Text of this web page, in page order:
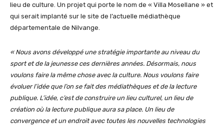
lieu de culture. Un projet qui porte le nom de « Villa Mosellane » et
qui serait implanté sur le site de l’actuelle médiathèque
départementale de Nilvange.
« Nous avons développé une stratégie importante au niveau du
sport et de la jeunesse ces dernières années. Désormais, nous
voulons faire la même chose avec la culture. Nous voulons faire
évoluer l’idée que l’on se fait des médiathèques et de la lecture
publique. L’idée, c’est de construire un lieu culturel, un lieu de
création où la lecture publique aura sa place. Un lieu de
convergence et un endroit avec toutes les nouvelles technologies